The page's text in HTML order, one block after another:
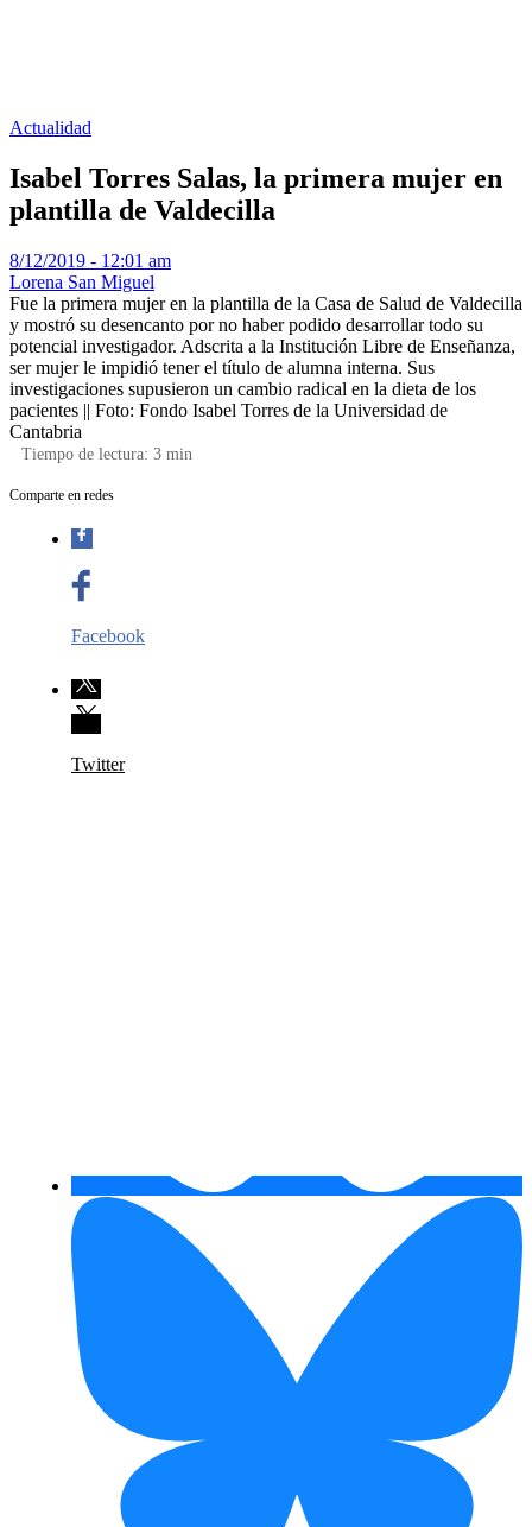
Actualidad
Isabel Torres Salas, la primera mujer en
plantilla de Valdecilla
8/12/2019 - 12:01 am
Lorena San Miguel
Fue la primera mujer en la plantilla de la Casa de Salud de Valdecilla
y mostró su desencanto por no haber podido desarrollar todo su
potencial investigador. Adscrita a la Institución Libre de Enseñanza,
ser mujer le impidió tener el título de alumna interna. Sus
investigaciones supusieron un cambio radical en la dieta de los
pacientes || Foto: Fondo Isabel Torres de la Universidad de
Cantabria
Tiempo de lectura: 3 min
Comparte en redes
Facebook
Twitter